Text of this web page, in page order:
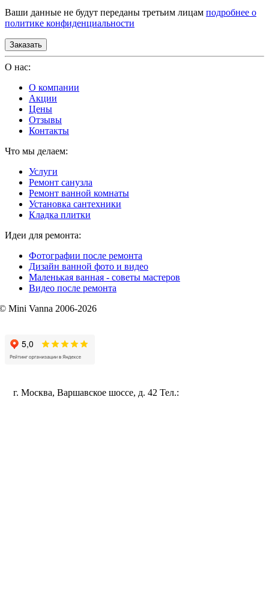
Ваши данные не будут переданы третьим лицам подробнее о
политике конфиденциальности
О нас:
О компании
Акции
Цены
Отзывы
Контакты
Что мы делаем:
Услуги
Ремонт санузла
Ремонт ванной комнаты
Установка сантехники
Кладка плитки
Идеи для ремонта:
Фотографии после ремонта
Дизайн ванной фото и видео
Маленькая ванная - советы мастеров
Видео после ремонта
Mini Vanna 2006-2026
г. Москва, Варшавское шоссе, д. 42 Тел.: